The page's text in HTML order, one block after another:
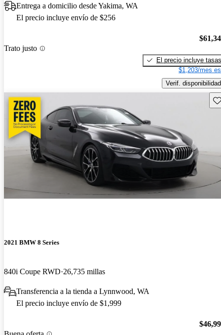
Entrega a domicilio desde Yakima, WA
El precio incluye envío de $256
Trato justo
El precio incluye tasas
$1,203/mes
Verif. disponibilidad
2021 BMW 8 Series
840i Coupe RWD 26,735 millas
Transferencia a la tienda a Lynnwood, WA
El precio incluye envío de $1,999